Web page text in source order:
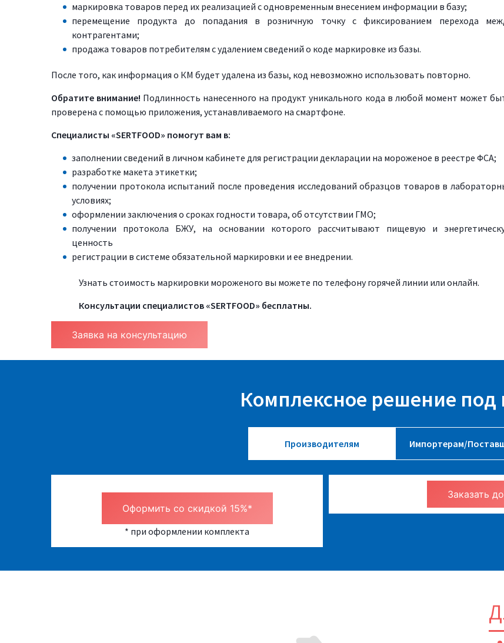
маркировка товаров перед их реализацией с одновременным внесением информации в базу;
перемещение продукта до попадания в розничную точку с фиксированием перехода
контрагентами;
продажа товаров потребителям с удалением сведений о коде маркировке из базы.
После того, как информация о КМ будет удалена из базы, код невозможно использовать повторно.
Обратите внимание! Подлинность нанесенного на продукт уникального кода в любой момент может
проверена с помощью приложения, устанавливаемого на смартфоне.
Специалисты «SERTFOOD» помогут вам в:
заполнении сведений в личном кабинете для регистрации декларации на мороженое в реестре ФСА;
разработке макета этикетки;
получении протокола испытаний после проведения исследований образцов товаров в
условиях;
оформлении заключения о сроках годности товара, об отсутствии ГМО;
получении протокола БЖУ, на основании которого рассчитывают пищевую и
ценность
регистрации в системе обязательной маркировки и ее внедрении.
Узнать стоимость маркировки мороженого вы можете по телефону горячей линии или онлайн.
Консультации специалистов «SERTFOOD» бесплатны.
Заявка на консультацию
Комплексное решение под
Производителям Импортерам/
Оформить со скидкой 15%*
* при оформлении комплекта